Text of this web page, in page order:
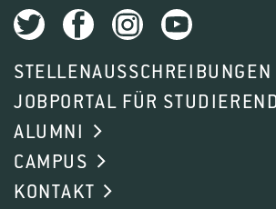
STELLENAUSSCHREIBUNGEN
JOBPORTAL FÜR
ALUMNI
CAMPUS
KONTAKT